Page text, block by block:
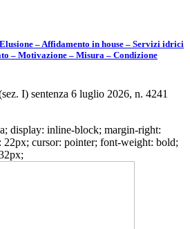
– Affidamento in house – Servizi idrici
– Motivazione – Misura – Condizione
I) sentenza 6 luglio 2026, n. 4241
display: inline-block; margin-right:
cursor: pointer; font-weight: bold;